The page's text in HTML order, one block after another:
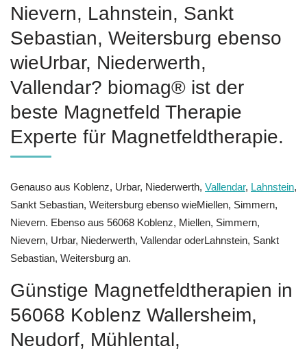
Nievern, Lahnstein, Sankt
Sebastian, Weitersburg ebenso
wieUrbar, Niederwerth,
Vallendar? biomag® ist der
beste Magnetfeld Therapie
Experte für Magnetfeldtherapie.
Genauso aus Koblenz, Urbar, Niederwerth, Vallendar, Lahnstein,
Sankt Sebastian, Weitersburg ebenso wieMiellen, Simmern,
Nievern. Ebenso aus 56068 Koblenz, Miellen, Simmern,
Nievern, Urbar, Niederwerth, Vallendar oderLahnstein, Sankt
Sebastian, Weitersburg an.
Günstige Magnetfeldtherapien in
56068 Koblenz Wallersheim,
Neudorf, Mühlental,